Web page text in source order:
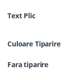
Text Plic
Culoare Tiparire
Fara tiparire